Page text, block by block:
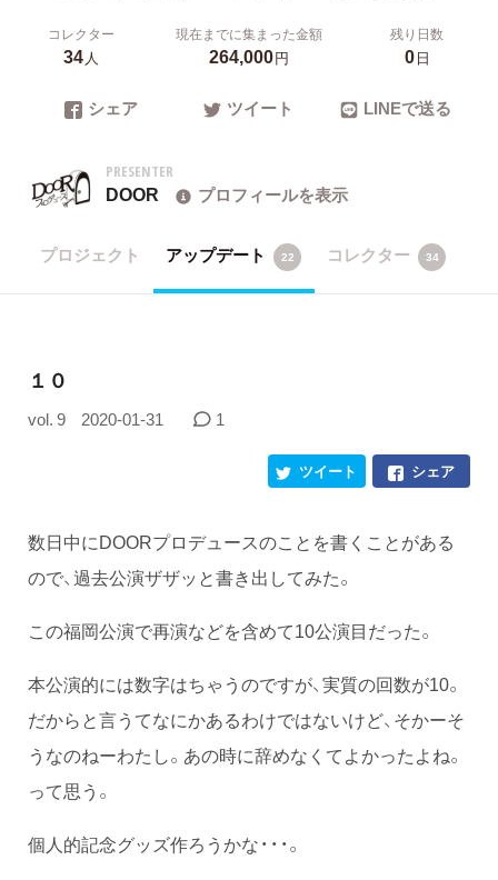
コレクター
34人
現在までに集まった金額
264,000円
残り日数
0日
シェア ツイート LINEで送る
PRESENTER
DOOR プロフィールを表示
プロジェクト アップデート 22 コレクター 34
１０
vol. 9 2020-01-31 1
シェア
ツイート
数日中にDOORプロデュースのことを書くことがある
ので、過去公演ザザッと書き出してみた。
この福岡公演で再演などを含めて10公演目だった。
本公演的には数字はちゃうのですが、実質の回数が10。
だからと言うてなにかあるわけではないけど、そかーそ
うなのねーわたし。あの時に辞めなくてよかったよね。
って思う。
個人的記念グッズ作ろうかな・・・。